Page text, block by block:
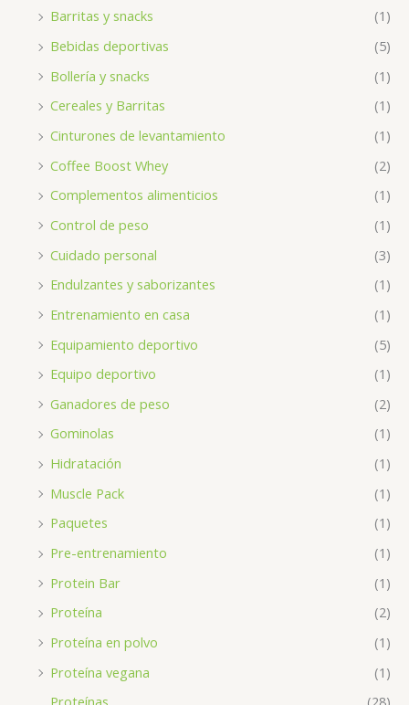
Barritas y snacks
(1)
Bebidas deportivas
(5)
Bollería y snacks
(1)
Cereales y Barritas
(1)
Cinturones de levantamiento
(1)
Coffee Boost Whey
(2)
Complementos alimenticios
(1)
Control de peso
(1)
Cuidado personal
(3)
Endulzantes y saborizantes
(1)
Entrenamiento en casa
(1)
Equipamiento deportivo
(5)
Equipo deportivo
(1)
Ganadores de peso
(2)
Gominolas
(1)
Hidratación
(1)
Muscle Pack
(1)
Paquetes
(1)
Pre-entrenamiento
(1)
Protein Bar
(1)
Proteína
(2)
Proteína en polvo
(1)
Proteína vegana
(1)